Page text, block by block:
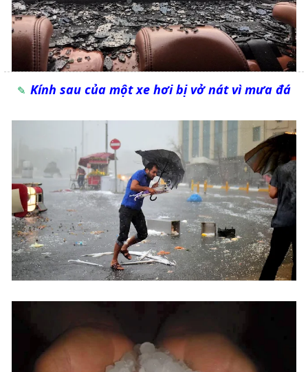
Kính sau của một xe hơi bị vở nát vì mưa đá